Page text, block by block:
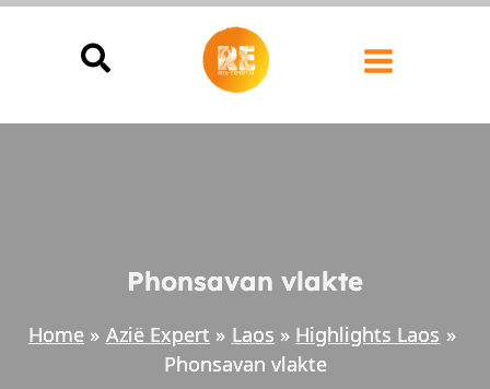
Ga
Phonsavan vlakte
Home Azië Expert Laos
Highlights Laos
Phonsavan vlakte